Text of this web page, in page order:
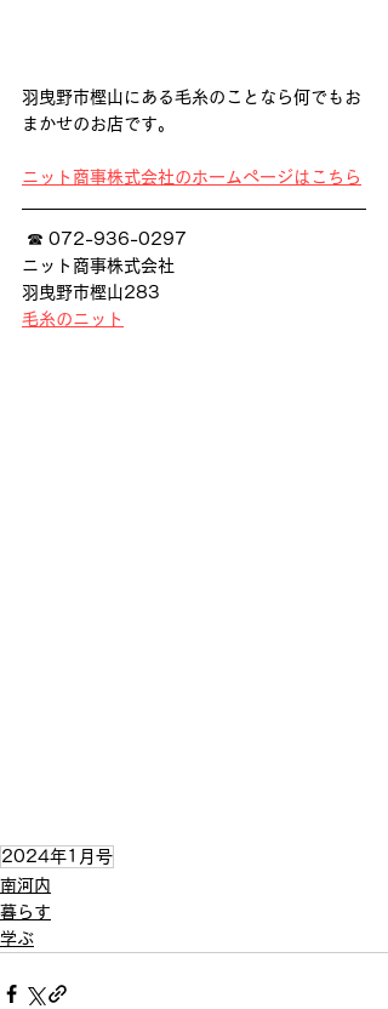
羽曳野市樫山にある毛糸のことなら何でもお
まかせのお店です。
ニット商事株式会社のホームページはこちら
☎ 072-936-0297
ニット商事株式会社
羽曳野市樫山283
毛糸のニット
2024年1月号
南河内
暮らす
学ぶ